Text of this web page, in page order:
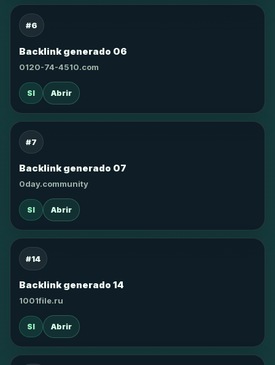
#6
Backlink generado 06
0120-74-4510.com
SI Abrir
#7
Backlink generado 07
0day.community
SI Abrir
#14
Backlink generado 14
1001file.ru
SI Abrir